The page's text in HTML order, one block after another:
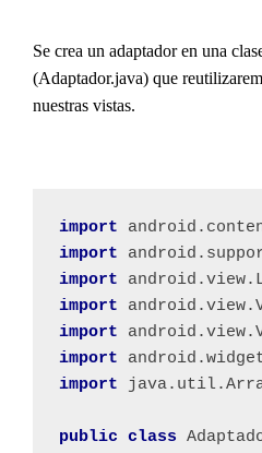
Se crea un adaptador en una
(Adaptador.java) que
nuestras vistas.
import
import
import
import
import
import
import
public class